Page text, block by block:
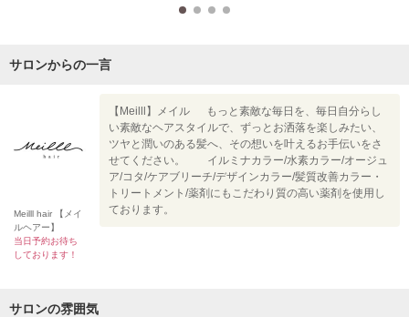
サロンからの一言
Meilll hair 【メイ
ルヘアー】
当日予約お待ち
しております！
【Meilll】メイル もっと素敵な毎日を、毎日自分らし
い素敵なヘアスタイルで、ずっとお洒落を楽しみたい、
ツヤと潤いのある髪へ、その想いを叶えるお手伝いをさ
せてください。 イルミナカラー/水素カラー/オージュ
ア/コタ/ケアブリーチ/デザインカラー/髪質改善カラー・
トリートメント/薬剤にもこだわり質の高い薬剤を使用し
ております。
サロンの雰囲気